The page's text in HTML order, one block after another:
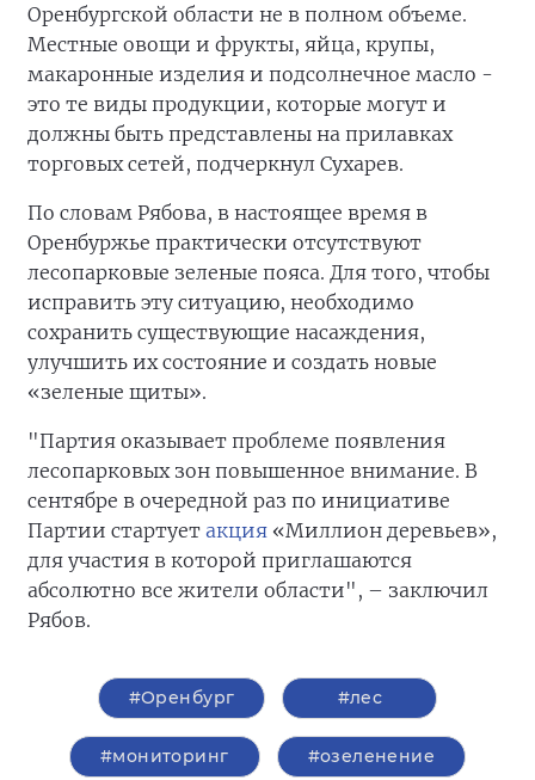
Оренбургской области не в полном объеме.
Местные овощи и фрукты, яйца, крупы,
макаронные изделия и подсолнечное масло -
это те виды продукции, которые могут и
должны быть представлены на прилавках
торговых сетей, подчеркнул Сухарев.
По словам Рябова, в настоящее время в
Оренбуржье практически отсутствуют
лесопарковые зеленые пояса. Для того, чтобы
исправить эту ситуацию, необходимо
сохранить существующие насаждения,
улучшить их состояние и создать новые
«зеленые щиты».
"Партия оказывает проблеме появления
лесопарковых зон повышенное внимание. В
сентябре в очередной раз по инициативе
Партии стартует акция «Миллион деревьев»,
для участия в которой приглашаются
абсолютно все жители области", – заключил
Рябов.
#Оренбург #лес
#мониторинг #озеленение